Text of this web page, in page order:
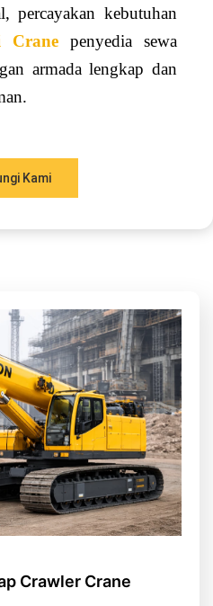
percayakan kebutuhan
Crane penyedia sewa
armada lengkap dan
Kami
Crawler Crane